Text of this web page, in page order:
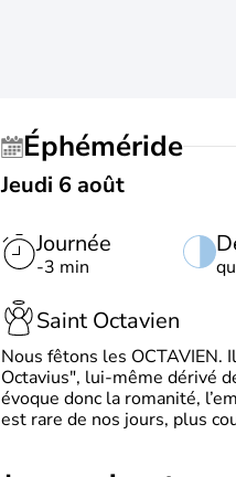
Éphéméride
Jeudi 6 août
Journée
-3 min
Saint Octavien
Nous fêtons les OCTAVIEN.
Octavius", lui-même dérivé
évoque donc la romanité,
est rare de nos jours, plus